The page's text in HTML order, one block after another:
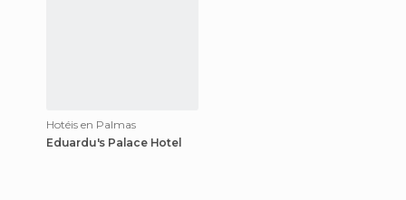
Hotéis en Palmas
Eduardu's Palace Hotel